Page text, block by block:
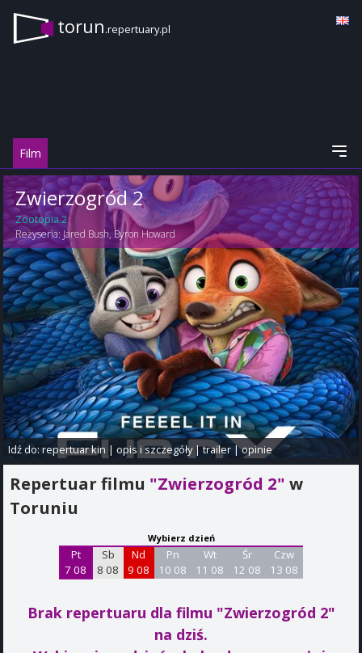
torun.repertuary.pl
Film
Zwierzogród 2
Zootopia 2
Reżyseria: Jared Bush, Byron Howard
Idź do:repertuar kin |opis i szczegóły|trailer|opinie
Repertuar filmu "Zwierzogród 2" w
Toruniu
Wybierz dzień
Pt
7 08
Sb
8 08
Nd
9 08
Pn
10 08
Wt
11 08
Śr
12 08
Czw
13 08
Brak repertuaru dla filmu "Zwierzogród 2"
na dziś.